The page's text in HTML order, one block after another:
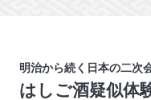
明治から続く日本の二次
はしご酒疑似体